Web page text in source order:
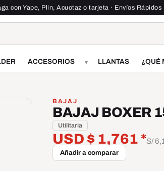
con Yape, Plin, Acuotaz o tarjeta · Envíos Rápidos
ACCESORIOS ▾ LLANTAS ¿QUÉ
BAJAJ
BAJAJ BOXER
Utilitaria
USD $ 1,761 *S/
Añadir a comparar